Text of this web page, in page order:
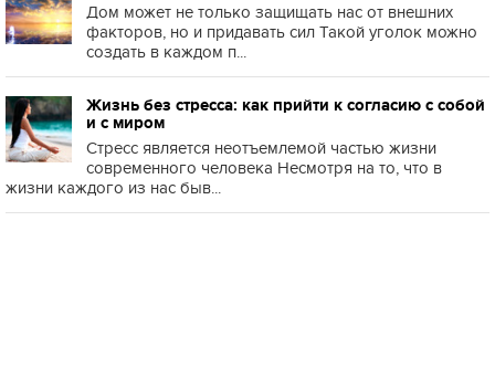
Дом может не только защищать нас от внешних
факторов, но и придавать сил Такой уголок можно
создать в каждом п...
Жизнь без стресса: как прийти к согласию с собой
и с миром
Стресс является неотъемлемой частью жизни
современного человека Несмотря на то, что в
жизни каждого из нас быв...